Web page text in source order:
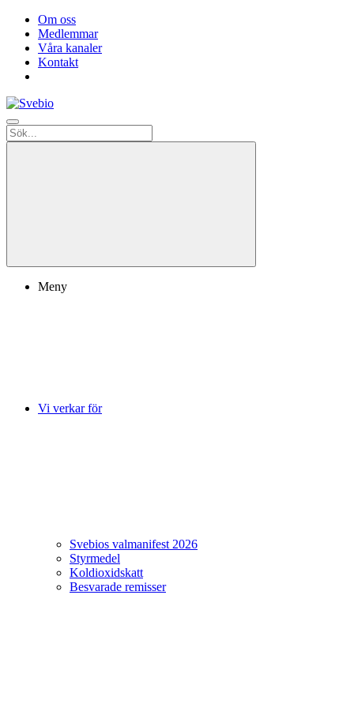
Om oss
Medlemmar
Våra kanaler
Kontakt
Meny
Vi verkar för
Svebios valmanifest 2026
Styrmedel
Koldioxidskatt
Besvarade remisser